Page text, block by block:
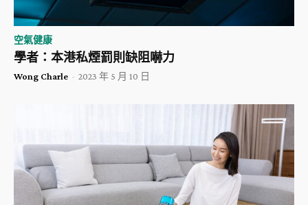
空氣健康
學者：本港私煙罰則缺阻嚇力
Wong Charle - 2023 年 5 月 10 日